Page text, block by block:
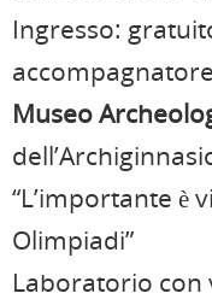
Ingresso:
Museo
“L’importante è
Olimpiadi”
Laboratorio con